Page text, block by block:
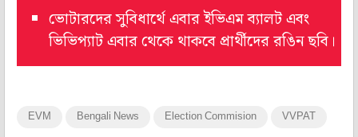
ভোটারদের সুবিধার্থে এবার ইভিএম ব্যালট এবং
ভিভিপ্যাট এবার থেকে থাকবে প্রার্থীদের রঙিন ছবি।
EVM Bengali News Election Commision VVPAT